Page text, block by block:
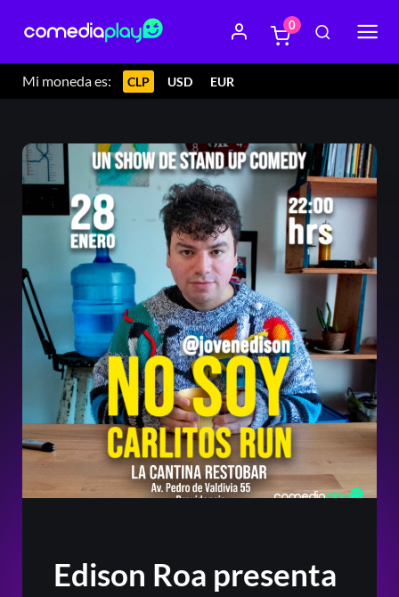
Mi moneda es: CLP USD EUR
0
Edison Roa presenta